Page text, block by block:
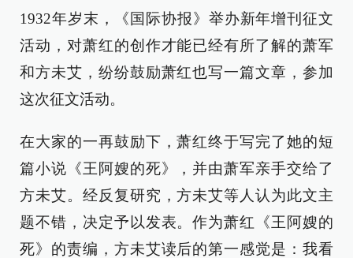
1932年岁末，《国际协报》举办新年增刊征文
活动，对萧红的创作才能已经有所了解的萧军
和方未艾，纷纷鼓励萧红也写一篇文章，参加
这次征文活动。
在大家的一再鼓励下，萧红终于写完了她的短
篇小说《王阿嫂的死》，并由萧军亲手交给了
方未艾。经反复研究，方未艾等人认为此文主
题不错，决定予以发表。作为萧红《王阿嫂的
死》的责编，方未艾读后的第一感觉是：我看